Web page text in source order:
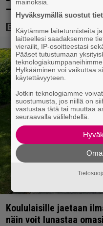
– tältä 007-hahmon piti
Koululaisille jaetaan
näin voit lunastaa
mainoksia.
Hyväksymällä suostut
Käytämme laitetunnisteita
laitteellesi saadaksemme
vierailit, IP-osoitteestasi
Pääset tutustumaan
Hylkääminen voi vaikuttaa
käytettävyyteen.
Jotkin teknologiamme
suostumusta, jos niillä on
vastustaa tätä tai muuttaa
seuraavalla välilehdellä.